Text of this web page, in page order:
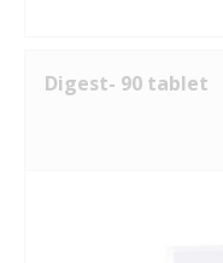
Digest- 90 tablet